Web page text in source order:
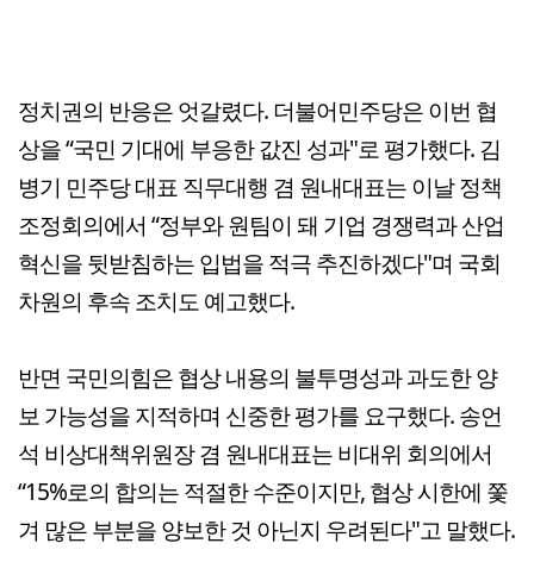
정치권의 반응은 엇갈렸다. 더불어민주당은 이번 협
상을 “국민 기대에 부응한 값진 성과"로 평가했다. 김
병기 민주당 대표 직무대행 겸 원내대표는 이날 정책
조정회의에서 “정부와 원팀이 돼 기업 경쟁력과 산업
혁신을 뒷받침하는 입법을 적극 추진하겠다"며 국회
차원의 후속 조치도 예고했다.
반면 국민의힘은 협상 내용의 불투명성과 과도한 양
보 가능성을 지적하며 신중한 평가를 요구했다. 송언
석 비상대책위원장 겸 원내대표는 비대위 회의에서
“15%로의 합의는 적절한 수준이지만, 협상 시한에 쫓
겨 많은 부분을 양보한 것 아닌지 우려된다"고 말했다.